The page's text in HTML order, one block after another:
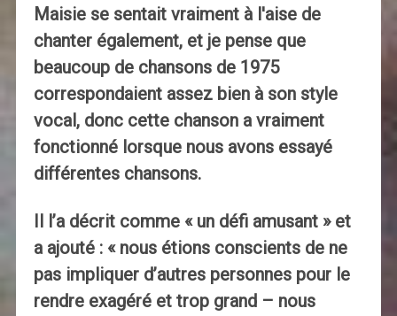
Maisie se sentait vraiment à l'aise de
chanter également, et je pense que
beaucoup de chansons de 1975
correspondaient assez bien à son style
vocal, donc cette chanson a vraiment
fonctionné lorsque nous avons essayé
différentes chansons.
Il l’a décrit comme « un défi amusant » et
a ajouté : « nous étions conscients de ne
pas impliquer d’autres personnes pour le
rendre exagéré et trop grand – nous